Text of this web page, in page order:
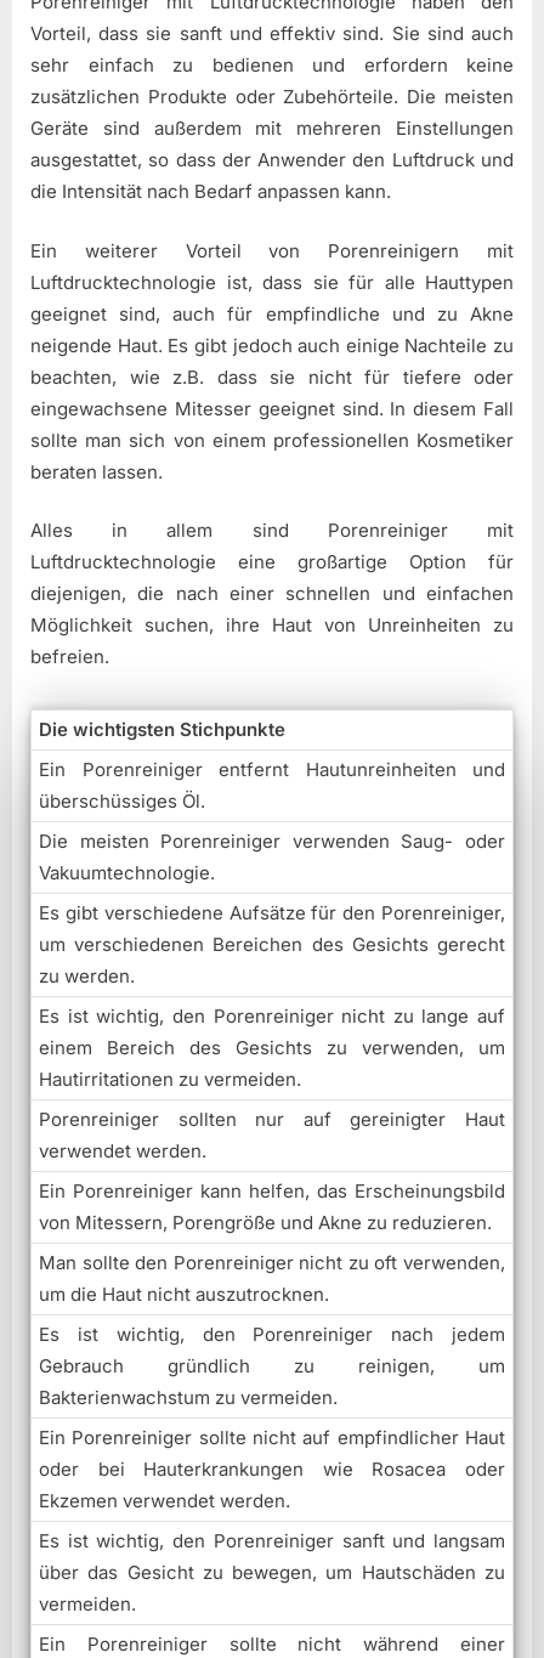
Vorteil, dass sie sanft und effektiv sind. Sie sind auch
sehr einfach zu bedienen und erfordern keine
zusätzlichen Produkte oder Zubehörteile. Die meisten
Geräte sind außerdem mit mehreren Einstellungen
ausgestattet, so dass der Anwender den Luftdruck und
die Intensität nach Bedarf anpassen kann.
Ein weiterer Vorteil von Porenreinigern mit
Luftdrucktechnologie ist, dass sie für alle Hauttypen
geeignet sind, auch für empfindliche und zu Akne
neigende Haut. Es gibt jedoch auch einige Nachteile zu
beachten, wie z.B. dass sie nicht für tiefere oder
eingewachsene Mitesser geeignet sind. In diesem Fall
sollte man sich von einem professionellen Kosmetiker
beraten lassen.
Alles in allem sind Porenreiniger mit
Luftdrucktechnologie eine großartige Option für
diejenigen, die nach einer schnellen und einfachen
Möglichkeit suchen, ihre Haut von Unreinheiten zu
befreien.
Die wichtigsten Stichpunkte
Ein Porenreiniger entfernt Hautunreinheiten und
überschüssiges Öl.
Die meisten Porenreiniger verwenden Saug- oder
Vakuumtechnologie.
Es gibt verschiedene Aufsätze für den Porenreiniger,
um verschiedenen Bereichen des Gesichts gerecht
zu werden.
Es ist wichtig, den Porenreiniger nicht zu lange auf
einem Bereich des Gesichts zu verwenden, um
Hautirritationen zu vermeiden.
Porenreiniger sollten nur auf gereinigter Haut
verwendet werden.
Ein Porenreiniger kann helfen, das Erscheinungsbild
von Mitessern, Porengröße und Akne zu reduzieren.
Man sollte den Porenreiniger nicht zu oft verwenden,
um die Haut nicht auszutrocknen.
Es ist wichtig, den Porenreiniger nach jedem
Gebrauch gründlich zu reinigen, um
Bakterienwachstum zu vermeiden.
Ein Porenreiniger sollte nicht auf empfindlicher Haut
oder bei Hauterkrankungen wie Rosacea oder
Ekzemen verwendet werden.
Es ist wichtig, den Porenreiniger sanft und langsam
über das Gesicht zu bewegen, um Hautschäden zu
vermeiden.
Ein Porenreiniger sollte nicht während einer